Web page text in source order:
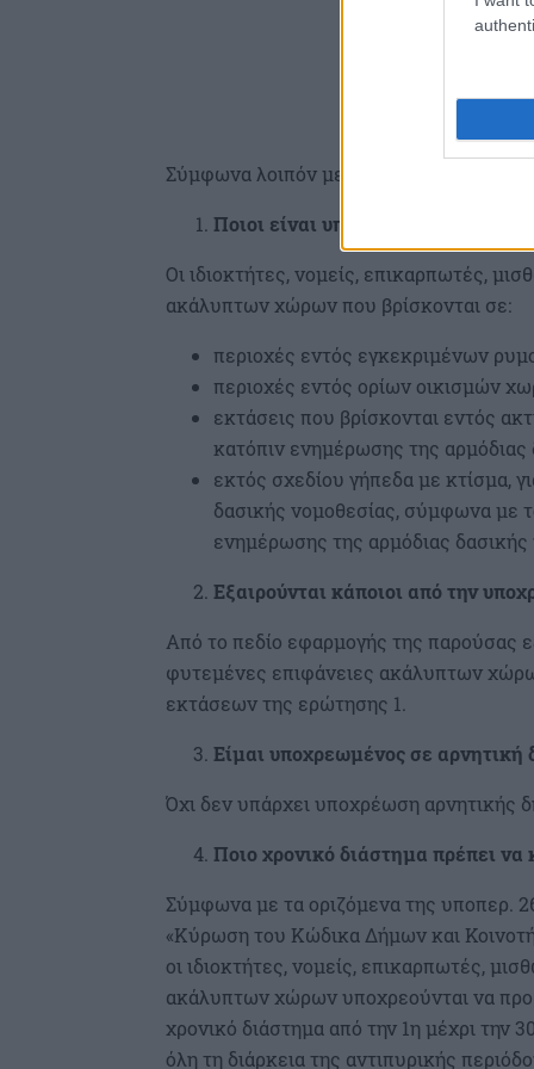
Σύμφωνα λοιπόν με τον σχετικό οδηγό:
Ποιοι είναι υπόχρεοι υποβολής
Οι ιδιοκτήτες, νομείς, επικαρπωτές,
ακάλυπτων χώρων που βρίσκονται σε:
περιοχές εντός εγκεκριμένων
περιοχές εντός ορίων οικισμών
εκτάσεις που βρίσκονται εντός
κατόπιν ενημέρωσης της αρμόδιας
εκτός σχεδίου γήπεδα με κτίσμα,
δασικής νομοθεσίας, σύμφωνα με
ενημέρωσης της αρμόδιας δασικής
Εξαιρούνται κάποιοι από την
Από το πεδίο εφαρμογής της παρούσας
φυτεμένες επιφάνειες ακάλυπτων
εκτάσεων της ερώτησης 1.
Είμαι υποχρεωμένος σε
Όχι δεν υπάρχει υποχρέωση αρνητικής
Ποιο χρονικό διάστημα πρέπει να
Σύμφωνα με τα οριζόμενα της υποπερ.
«Κύρωση του Κώδικα Δήμων και
οι ιδιοκτήτες, νομείς, επικαρπωτές,
ακάλυπτων χώρων υποχρεούνται να
χρονικό διάστημα από την 1η μέχρι την
όλη τη διάρκεια της αντιπυρικής